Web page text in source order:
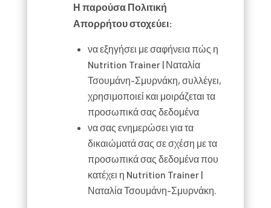
Η παρούσα Πολιτική
Απορρήτου στοχεύει:
να εξηγήσει με σαφήνεια πώς η
Nutrition Trainer | Ναταλία
Τσουμάνη-Σμυρνάκη, συλλέγει,
χρησιμοποιεί και μοιράζεται τα
προσωπικά σας δεδομένα
να σας ενημερώσει για τα
δικαιώματά σας σε σχέση με τα
προσωπικά σας δεδομένα που
κατέχει η Nutrition Trainer |
Ναταλία Τσουμάνη-Σμυρνάκη.